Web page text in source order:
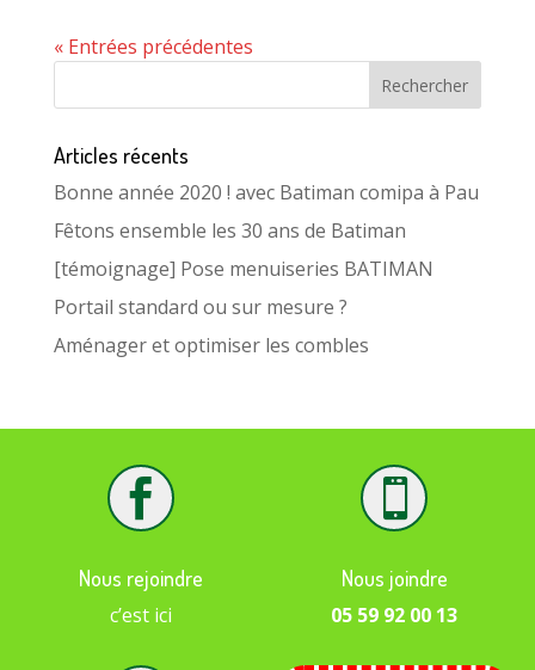
« Entrées précédentes
Articles récents
Bonne année 2020 ! avec Batiman comipa à Pau
Fêtons ensemble les 30 ans de Batiman
[témoignage] Pose menuiseries BATIMAN
Portail standard ou sur mesure ?
Aménager et optimiser les combles

Nous rejoindre
c’est ici

Nous joindre
05 59 92 00 13